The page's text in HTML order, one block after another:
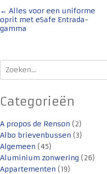
Bericht
navigatie
← Alles voor een uniforme
oprit met eSafe Entrada-
gamma
Zoeken
naar:
Categorieën
A propos de Renson (2)
Albo brievenbussen (3)
Algemeen (45)
Aluminium zonwering (26)
Appartementen (19)